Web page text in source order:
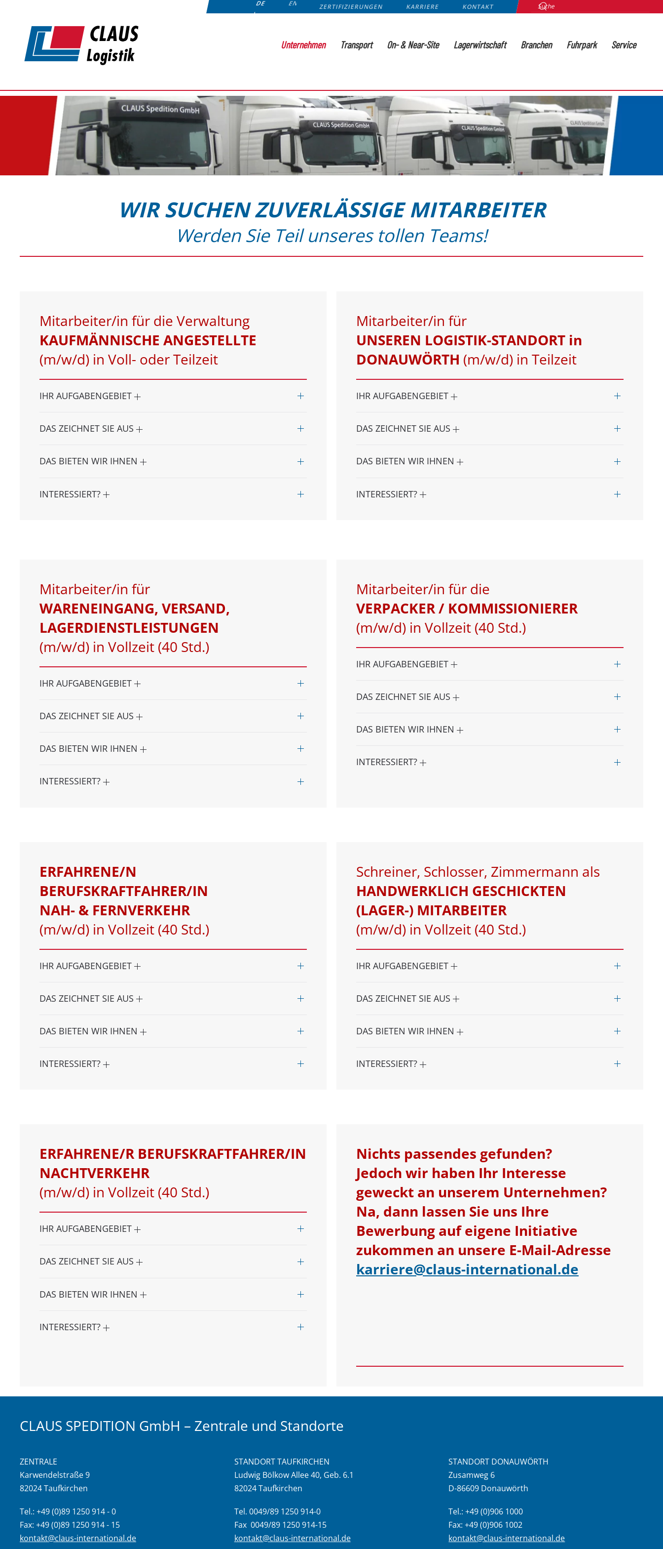
Zum Hauptinhalt springen
DE EN ZERTIFIZIERUNGEN KARRIERE KONTAKT
Unternehmen Transport On- & Near-Site Lagerwirtschaft Branchen Fuhrpark Service
WIR SUCHEN ZUVERLÄSSIGE MITARBEITER
Werden Sie Teil unseres tollen Teams!
Mitarbeiter/in für die Verwaltung
KAUFMÄNNISCHE ANGESTELLTE
(m/w/d) in Voll- oder Teilzeit
IHR AUFGABENGEBIET
DAS ZEICHNET SIE AUS
DAS BIETEN WIR IHNEN
INTERESSIERT?
Mitarbeiter/in für
UNSEREN LOGISTIK-STANDORT in
DONAUWÖRTH (m/w/d) in Teilzeit
IHR AUFGABENGEBIET
DAS ZEICHNET SIE AUS
DAS BIETEN WIR IHNEN
INTERESSIERT?
Mitarbeiter/in für
WARENEINGANG, VERSAND,
LAGERDIENSTLEISTUNGEN
(m/w/d) in Vollzeit (40 Std.)
IHR AUFGABENGEBIET
DAS ZEICHNET SIE AUS
DAS BIETEN WIR IHNEN
INTERESSIERT?
Mitarbeiter/in für die
VERPACKER / KOMMISSIONIERER
(m/w/d) in Vollzeit (40 Std.)
IHR AUFGABENGEBIET
DAS ZEICHNET SIE AUS
DAS BIETEN WIR IHNEN
INTERESSIERT?
ERFAHRENE/N
BERUFSKRAFTFAHRER/IN
NAH- & FERNVERKEHR
(m/w/d) in Vollzeit (40 Std.)
IHR AUFGABENGEBIET
DAS ZEICHNET SIE AUS
DAS BIETEN WIR IHNEN
INTERESSIERT?
Schreiner, Schlosser, Zimmermann als
HANDWERKLICH GESCHICKTEN
(LAGER-) MITARBEITER
(m/w/d) in Vollzeit (40 Std.)
IHR AUFGABENGEBIET
DAS ZEICHNET SIE AUS
DAS BIETEN WIR IHNEN
INTERESSIERT?
ERFAHRENE/R BERUFSKRAFTFAHRER/IN
NACHTVERKEHR
(m/w/d) in Vollzeit (40 Std.)
IHR AUFGABENGEBIET
DAS ZEICHNET SIE AUS
DAS BIETEN WIR IHNEN
INTERESSIERT?
Nichts passendes gefunden?
Jedoch wir haben Ihr Interesse
geweckt an unserem Unternehmen?
Na, dann lassen Sie uns Ihre
Bewerbung auf eigene Initiative
zukommen an unsere E-Mail-Adresse
karriere@claus-international.de
CLAUS SPEDITION GmbH – Zentrale und Standorte
ZENTRALE
Karwendelstraße 9
82024 Taufkirchen
Tel.: +49 (0)89 1250 914 - 0
Fax: +49 (0)89 1250 914 - 15
kontakt@claus-international.de
STANDORT TAUFKIRCHEN
Ludwig Bölkow Allee 40, Geb. 6.1
82024 Taufkirchen
Tel. 0049/89 1250 914-0
Fax 0049/89 1250 914-15
kontakt@claus-international.de
STANDORT DONAUWÖRTH
Zusamweg 6
D-86609 Donauwörth
Tel.: +49 (0)906 1000
Fax: +49 (0)906 1002
kontakt@claus-international.de